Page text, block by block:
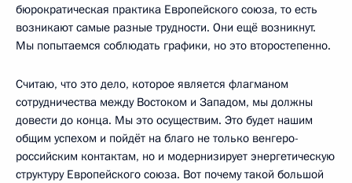
бюрократическая практика Европейского союза, то есть
возникают самые разные трудности. Они ещё возникнут.
Мы попытаемся соблюдать графики, но это второстепенно.
Считаю, что это дело, которое является флагманом
сотрудничества между Востоком и Западом, мы должны
довести до конца. Мы это осуществим. Это будет нашим
общим успехом и пойдёт на благо не только венгеро-
российским контактам, но и модернизирует энергетическую
структуру Европейского союза. Вот почему такой большой